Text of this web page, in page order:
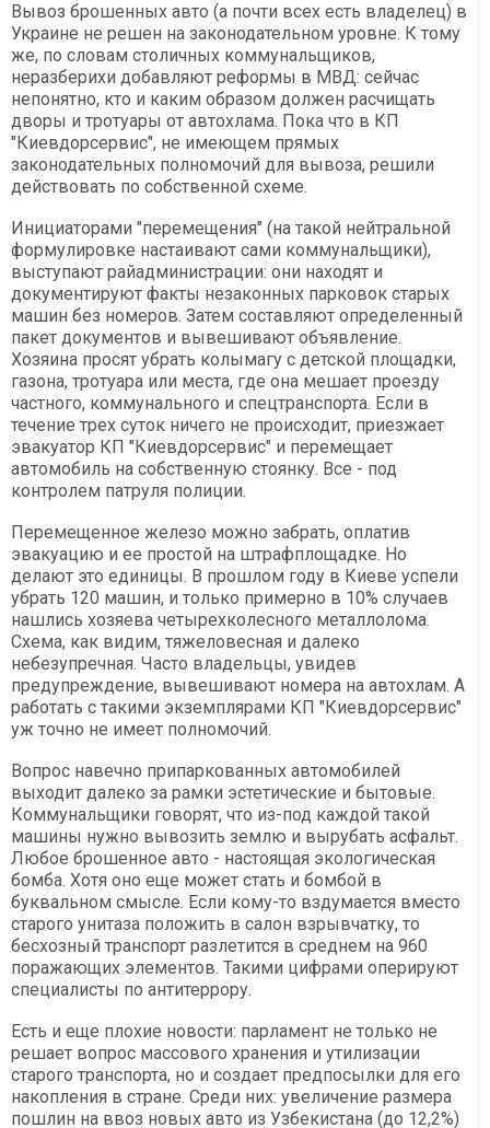
Вывоз брошенных авто (а почти всех есть владелец) в
Украине не решен на законодательном уровне. К тому
же, по словам столичных коммунальщиков,
неразберихи добавляют реформы в МВД: сейчас
непонятно, кто и каким образом должен расчищать
дворы и тротуары от автохлама. Пока что в КП
"Киевдорсервис", не имеющем прямых
законодательных полномочий для вывоза, решили
действовать по собственной схеме.
Инициаторами "перемещения" (на такой нейтральной
формулировке настаивают сами коммунальщики),
выступают райадминистрации: они находят и
документируют факты незаконных парковок старых
машин без номеров. Затем составляют определенный
пакет документов и вывешивают объявление.
Хозяина просят убрать колымагу с детской площадки,
газона, тротуара или места, где она мешает проезду
частного, коммунального и спецтранспорта. Если в
течение трех суток ничего не происходит, приезжает
эвакуатор КП "Киевдорсервис" и перемещает
автомобиль на собственную стоянку. Все - под
контролем патруля полиции.
Перемещенное железо можно забрать, оплатив
эвакуацию и ее простой на штрафплощадке. Но
делают это единицы. В прошлом году в Киеве успели
убрать 120 машин, и только примерно в 10% случаев
нашлись хозяева четырехколесного металлолома.
Схема, как видим, тяжеловесная и далеко
небезупречная. Часто владельцы, увидев
предупреждение, вывешивают номера на автохлам. А
работать с такими экземплярами КП "Киевдорсервис"
уж точно не имеет полномочий.
Вопрос навечно припаркованных автомобилей
выходит далеко за рамки эстетические и бытовые.
Коммунальщики говорят, что из-под каждой такой
машины нужно вывозить землю и вырубать асфальт.
Любое брошенное авто - настоящая экологическая
бомба. Хотя оно еще может стать и бомбой в
буквальном смысле. Если кому-то вздумается вместо
старого унитаза положить в салон взрывчатку, то
бесхозный транспорт разлетится в среднем на 960
поражающих элементов. Такими цифрами оперируют
специалисты по антитеррору.
Есть и еще плохие новости: парламент не только не
решает вопрос массового хранения и утилизации
старого транспорта, но и создает предпосылки для его
накопления в стране. Среди них: увеличение размера
пошлин на ввоз новых авто из Узбекистана (до 12,2%)